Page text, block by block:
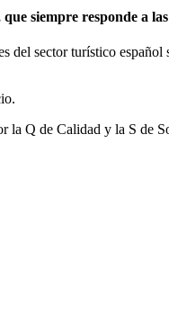
siempre responde a
del sector turístico
Q de Calidad y la S de